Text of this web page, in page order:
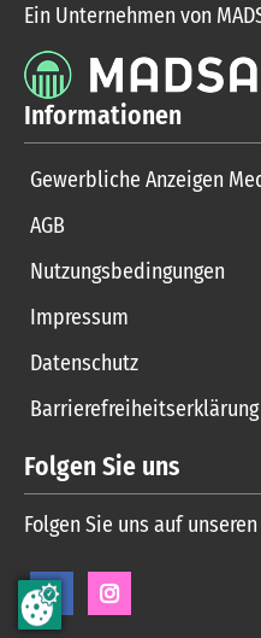
Ein Unternehmen von
Informationen
Gewerbliche Anzeigen
AGB
Nutzungsbedingungen
Impressum
Datenschutz
Barrierefreiheitserklärung
Folgen Sie uns
Folgen Sie uns auf